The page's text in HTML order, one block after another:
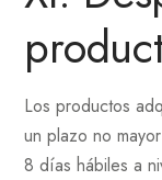
Los productos
un plazo no
8 días hábiles a